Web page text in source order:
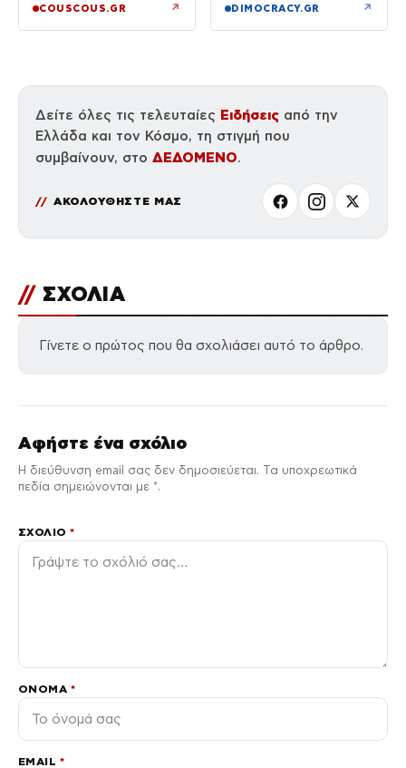
COUSCOUS.GR ↗ DIMOCRACY.GR ↗
Δείτε όλες τις τελευταίες Ειδήσεις από την
Ελλάδα και τον Κόσμο, τη στιγμή που
συμβαίνουν, στο ΔΕΔΟΜΕΝΟ.
ΑΚΟΛΟΥΘΗΣΤΕ ΜΑΣ
// ΣΧΟΛΙΑ
Γίνετε ο πρώτος που θα σχολιάσει αυτό το άρθρο.
Αφήστε ένα σχόλιο
Η διεύθυνση email σας δεν δημοσιεύεται. Τα υποχρεωτικά
πεδία σημειώνονται με *.
ΣΧΌΛΙΟ*
ΌΝΟΜΑ *
EMAIL *